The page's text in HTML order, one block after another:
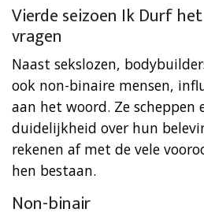
Vierde seizoen Ik Durf
vragen
Naast sekslozen,
ook non-binaire mensen,
aan het woord. Ze scheppen
duidelijkheid over hun
rekenen af met de vele
hen bestaan.
Non-binair